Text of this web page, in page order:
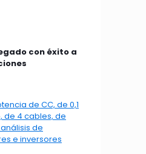
con éxito a